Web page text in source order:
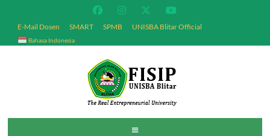
contentE-Mail Dosen SMART SPMB UNISBA Blitar Official
Bahasa Indonesia ▼
Menu